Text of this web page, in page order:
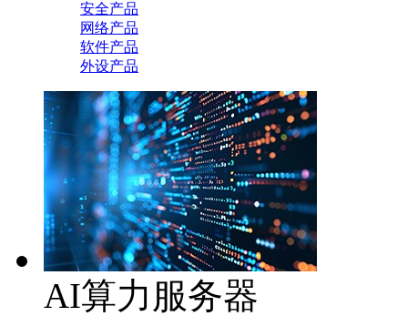
安全产品
网络产品
软件产品
外设产品
AI算力服务器